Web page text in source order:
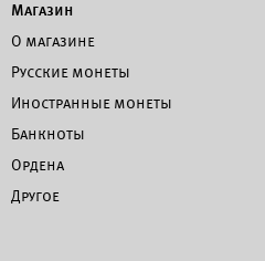
Магазин
О магазине
Русские монеты
Иностранные монеты
Банкноты
Ордена
Другое